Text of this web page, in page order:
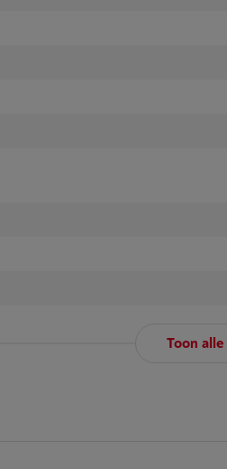
Toon